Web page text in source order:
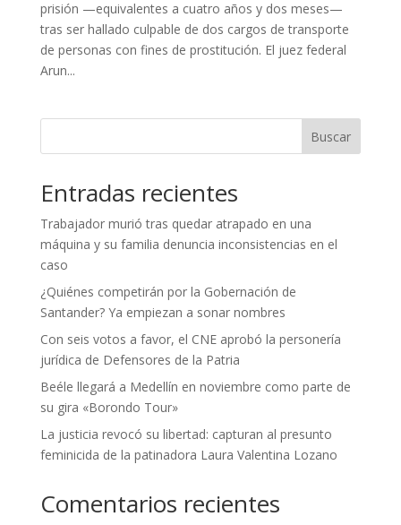
prisión —equivalentes a cuatro años y dos meses—
tras ser hallado culpable de dos cargos de transporte
de personas con fines de prostitución. El juez federal
Arun...
Buscar
Entradas recientes
Trabajador murió tras quedar atrapado en una
máquina y su familia denuncia inconsistencias en el
caso
¿Quiénes competirán por la Gobernación de
Santander? Ya empiezan a sonar nombres
Con seis votos a favor, el CNE aprobó la personería
jurídica de Defensores de la Patria
Beéle llegará a Medellín en noviembre como parte de
su gira «Borondo Tour»
La justicia revocó su libertad: capturan al presunto
feminicida de la patinadora Laura Valentina Lozano
Comentarios recientes